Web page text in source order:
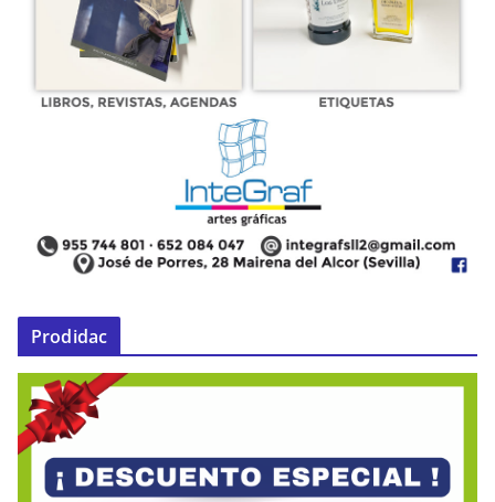
Prodidac